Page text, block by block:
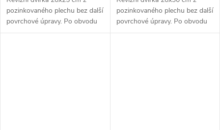
pozinkovaného plechu bez další
povrchové úpravy. Po obvodu
rámu jsou z vnitřní části...
pozinkovaného plechu bez další
povrchové úpravy. Po obvodu
rámu jsou z vnitřní části...